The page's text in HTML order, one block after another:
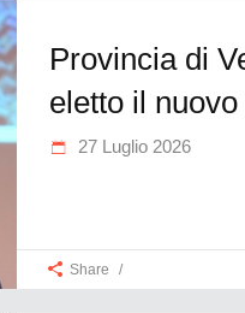
Provincia di
eletto il
27 Luglio 2026
Share